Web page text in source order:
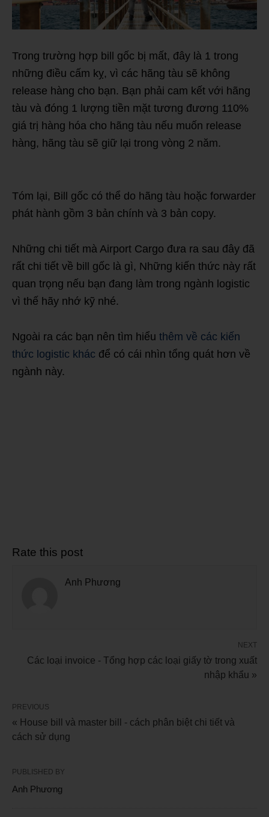
Trong trường hợp bill gốc bị mất, đây là 1 trong
những điều cấm kỵ, vì các hãng tàu sẽ không
release hàng cho bạn. Bạn phải cam kết với hãng
tàu và đóng 1 lượng tiền mặt tương đương 110%
giá trị hàng hóa cho hãng tàu nếu muốn release
hàng, hãng tàu sẽ giữ lại trong vòng 2 năm.
Tóm lại, Bill gốc có thể do hãng tàu hoặc forwarder
phát hành gồm 3 bản chính và 3 bản copy.
Những chi tiết mà Airport Cargo đưa ra sau đây đã
rất chi tiết về bill gốc là gì, Những kiến thức này rất
quan trọng nếu bạn đang làm trong ngành logistic
vì thế hãy nhớ kỹ nhé.
Ngoài ra các bạn nên tìm hiểu thêm về các kiến
thức logistic khác để có cái nhìn tổng quát hơn về
ngành này.
Rate this post
Anh Phương
NEXT
Các loại invoice - Tổng hợp các loại giấy tờ trong xuất
nhập khẩu »
PREVIOUS
« House bill và master bill - cách phân biệt chi tiết và
cách sử dụng
PUBLISHED BY
Anh Phương